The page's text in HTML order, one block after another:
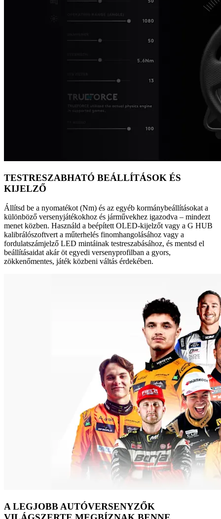
TESTRESZABHATÓ BEÁLLÍTÁSOK ÉS
KIJELZŐ
Állítsd be a nyomatékot (Nm) és az egyéb kormánybeállításokat a
különböző versenyjátékokhoz és járművekhez igazodva – mindezt
menet közben. Használd a beépített OLED-kijelzőt vagy a G HUB
kalibrálószoftvert a műterhelés finomhangolásához vagy a
fordulatszámjelző LED mintáinak testreszabásához, és mentsd el
beállításaidat akár öt egyedi versenyprofilban a gyors,
zökkenőmentes, játék közbeni váltás érdekében.
A LEGJOBB AUTÓVERSENYZŐK